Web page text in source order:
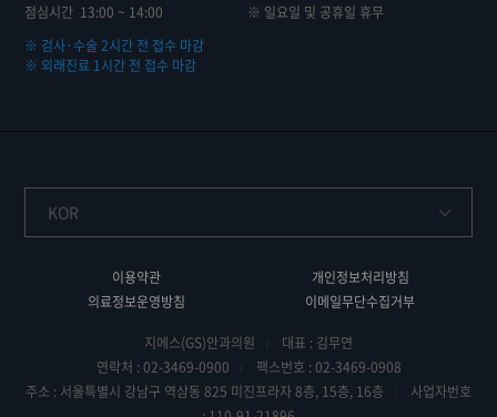
점심시간 13:00 ~ 14:00
※ 일요일 및 공휴일 휴무
※ 검사·수술 2시간 전 접수 마감
※ 외래진료 1시간 전 접수 마감
이용약관
개인정보처리방침
의료정보운영방침
이메일무단수집거부
지에스(GS)안과의원
대표 : 김무연
연락처 : 02-3469-0900
팩스번호 : 02-3469-0908
주소 : 서울특별시 강남구 역삼동 825 미진프라자 8층, 15층, 16층
사업자번호